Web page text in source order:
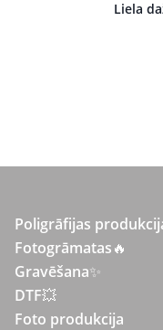
Liela
Poligrāfijas
Fotogrāmatas🔥
Gravēšana✨
DTF💥
Foto produkcija